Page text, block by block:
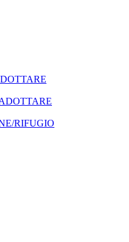
RIFUGIO